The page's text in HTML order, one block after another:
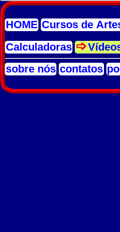
HOME Cursos de
Calculadoras
sobre nós contatos